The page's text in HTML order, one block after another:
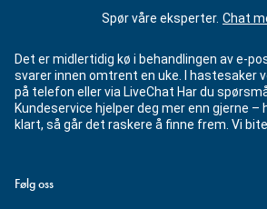
Spør våre eksperter. Chat
Det er midlertidig kø i behandlingen av e-
svarer innen omtrent en uke. I hastesaker
på telefon eller via LiveChat Har du
Kundeservice hjelper deg mer enn gjerne
klart, så går det raskere å finne frem. Vi
Følg oss